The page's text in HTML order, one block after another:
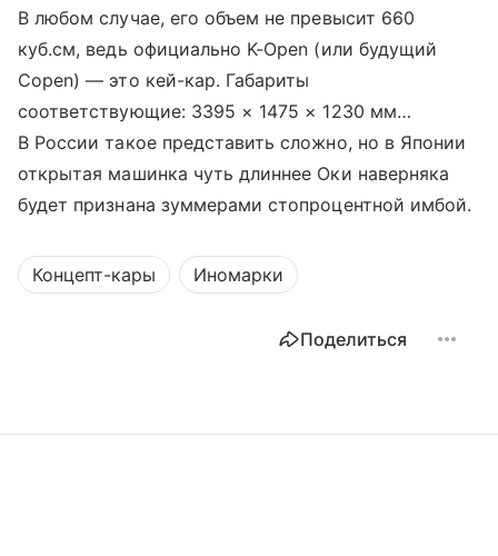
В любом случае, его объем не превысит 660
куб.см, ведь официально K-Open (или будущий
Copen) — это кей-кар. Габариты
соответствующие: 3395 × 1475 × 1230 мм…
В России такое представить сложно, но в Японии
открытая машинка чуть длиннее Оки наверняка
будет признана зуммерами стопроцентной имбой.
Концепт-кары Иномарки
Поделиться